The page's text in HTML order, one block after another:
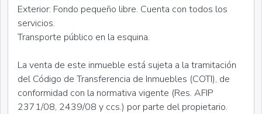
Exterior: Fondo pequeño libre. Cuenta con todos los
servicios.
Transporte público en la esquina.
La venta de este inmueble está sujeta a la tramitación
del Código de Transferencia de Inmuebles (COTI), de
conformidad con la normativa vigente (Res. AFIP
2371/08, 2439/08 y ccs.) por parte del propietario.